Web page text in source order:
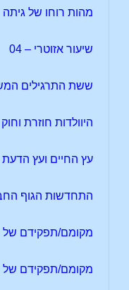
מהות רוחו של גיתה
שיעור אזוטרי – 04
ששת התרגילים
היוולדות חוזרת
עץ החיים ועץ הדעת
התחדשות הגוף
מקומם/תפקידם של
מקומם/תפקידם של